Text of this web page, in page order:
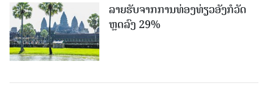
ລາຍຮັບຈາກການທ່ອງທ່ຽວອັງກໍວັດ
ຫຼດລົງ 29%